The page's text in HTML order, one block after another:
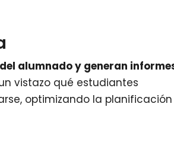
alumnado y generan
vistazo qué estudiantes
optimizando la